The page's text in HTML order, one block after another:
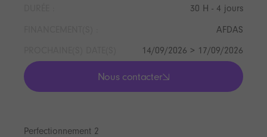
30 H - 4 jours
AFDAS
14/09/2026 > 17/09/2026
lis les actualités
Nous contacter
Perfectionnement 2